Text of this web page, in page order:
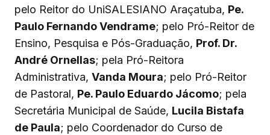
pelo Reitor do UniSALESIANO Araçatuba, Pe.
Paulo Fernando Vendrame; pelo Pró-Reitor de
Ensino, Pesquisa e Pós-Graduação, Prof. Dr.
André Ornellas; pela Pró-Reitora
Administrativa, Vanda Moura; pelo Pró-Reitor
de Pastoral, Pe. Paulo Eduardo Jácomo; pela
Secretária Municipal de Saúde, Lucila Bistafa
de Paula; pelo Coordenador do Curso de